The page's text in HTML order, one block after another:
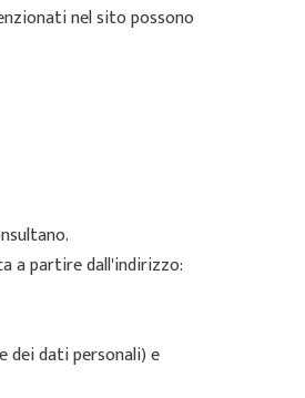
nel sito possono
a partire dall'indirizzo:
dei dati personali) e